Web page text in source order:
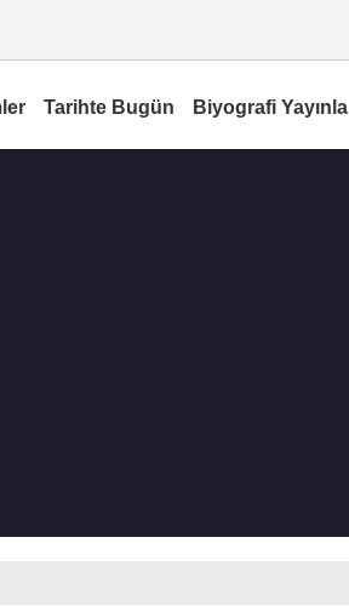
Tarihte Bugün Biyografi Yayınla